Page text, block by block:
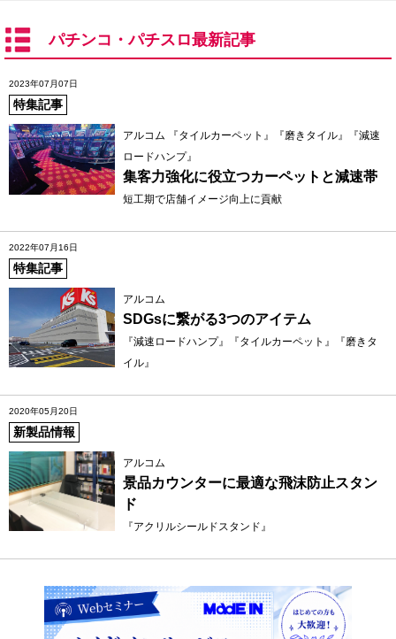
パチンコ・パチスロ最新記事
2023年07月07日
特集記事
アルコム 『タイルカーペット』『磨きタイル』『減速
ロードハンプ』
集客力強化に役立つカーペットと減速帯
短工期で店舗イメージ向上に貢献
2022年07月16日
特集記事
アルコム
SDGsに繋がる3つのアイテム
『減速ロードハンプ』『タイルカーペット』『磨きタ
イル』
2020年05月20日
新製品情報
アルコム
景品カウンターに最適な飛沫防止スタン
ド
『アクリルシールドスタンド』